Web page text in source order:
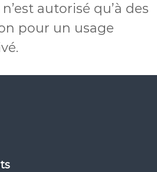
autorisé qu’à des
pour un usage